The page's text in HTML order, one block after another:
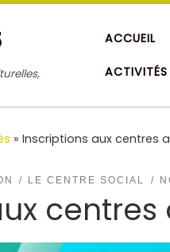
ACCUEIL
ACTIVITÉS
» Inscriptions aux centres
LE CENTRE SOCIAL
centres